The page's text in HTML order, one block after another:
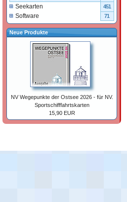
Seekarten 451
Software 71
Neue Produkte
NV Wegepunkte der Ostsee 2026 - für NV.
Sportschifffahrtskarten
15,90 EUR